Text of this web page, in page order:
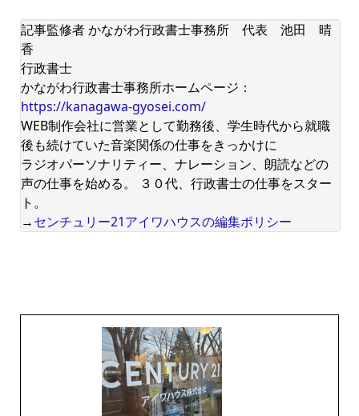
記事監修者 かながわ行政書士事務所 代表 池田 晴
香
行政書士
かながわ行政書士事務所ホームページ：
https://kanagawa-gyosei.com/
WEB制作会社に営業として勤務後、学生時代から就職
後も続けていた音楽関係の仕事をきっかけに
ラジオパーソナリティー、ナレーション、朗読などの
声の仕事を始める。 ３０代、行政書士の仕事をスター
ト。
→センチュリー21アイワハウスの編集ポリシー